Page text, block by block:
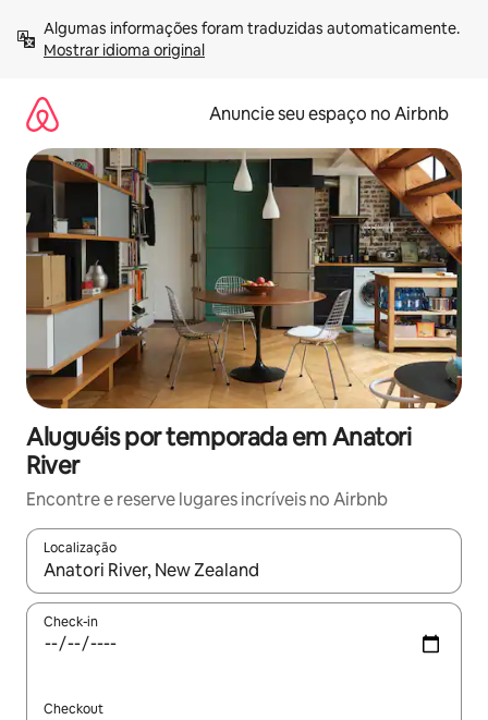
para
Mostrar idioma original
Anuncie seu espaço no Airbnb
Aluguéis por temporada em Anatori
River
Encontre e reserve lugares incríveis no Airbnb
Localização
Quando os resultados estiverem disponíveis, explore-os
Check-in
Checkout